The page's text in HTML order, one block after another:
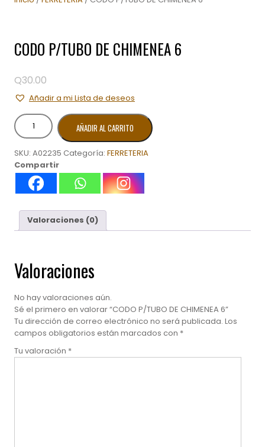
CODO P/TUBO DE CHIMENEA 6
Q30.00
Añadir a mi Lista de deseos
CODO
P/TUBO
CHIMENEA
6
cantidad
AÑADIR AL CARRITO
SKU: A02235 Categoría: FERRETERIA
Compartir
Valoraciones (0)
Valoraciones
No hay valoraciones aún.
Sé el primero en valorar “CODO P/TUBO DE CHIMENEA 6”
Tu dirección de correo electrónico no será publicada. Los
campos obligatorios están marcados con *
Tu valoración *